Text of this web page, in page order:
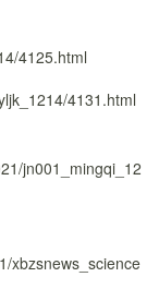
4125.html
4131.html
jn001_mingqi_12
xbzsnews_science